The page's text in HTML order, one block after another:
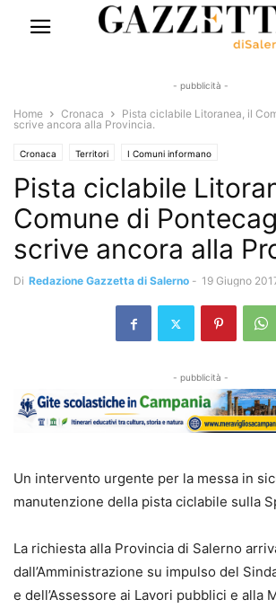
- pubblicità -
Home Cronaca
Pista ciclabile Litoranea, il
scrive ancora alla Provincia.
Cronaca Territori I Comuni informano
Pista ciclabile
Comune di
scrive ancora alla
Di Redazione Gazzetta di Salerno - 19 Giugno
- pubblicità -
Un intervento urgente per la messa in
manutenzione della pista ciclabile sulla
La richiesta alla Provincia di Salerno
dall’Amministrazione su impulso del
e dell’Assessore ai Lavori pubblici e alla